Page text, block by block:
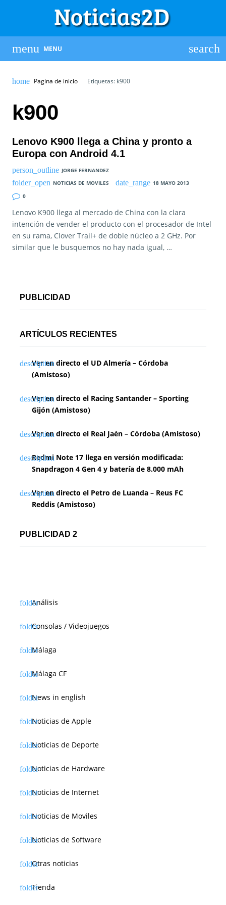
MENU
Pagina de inicio Etiquetas: k900
k900
Lenovo K900 llega a China y pronto a
Europa con Android 4.1
JORGE FERNANDEZ
NOTICIAS DE MOVILES
18 MAYO 2013
0
Lenovo K900 llega al mercado de China con la clara
intención de vender el producto con el procesador de Intel
en su rama, Clover Trail+ de doble núcleo a 2 GHz. Por
similar que le busquemos no hay nada igual, …
PUBLICIDAD
ARTÍCULOS RECIENTES
Ver en directo el UD Almería – Córdoba
(Amistoso)
Ver en directo el Racing Santander – Sporting
Gijón (Amistoso)
Ver en directo el Real Jaén – Córdoba (Amistoso)
Redmi Note 17 llega en versión modificada:
Snapdragon 4 Gen 4 y batería de 8.000 mAh
Ver en directo el Petro de Luanda – Reus FC
Reddis (Amistoso)
PUBLICIDAD 2
Análisis
Consolas / Videojuegos
Málaga
Málaga CF
News in english
Noticias de Apple
Noticias de Deporte
Noticias de Hardware
Noticias de Internet
Noticias de Moviles
Noticias de Software
Otras noticias
Tienda